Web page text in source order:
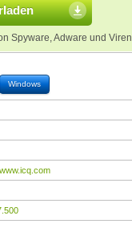
Spyware, Adware und Viren
Windows